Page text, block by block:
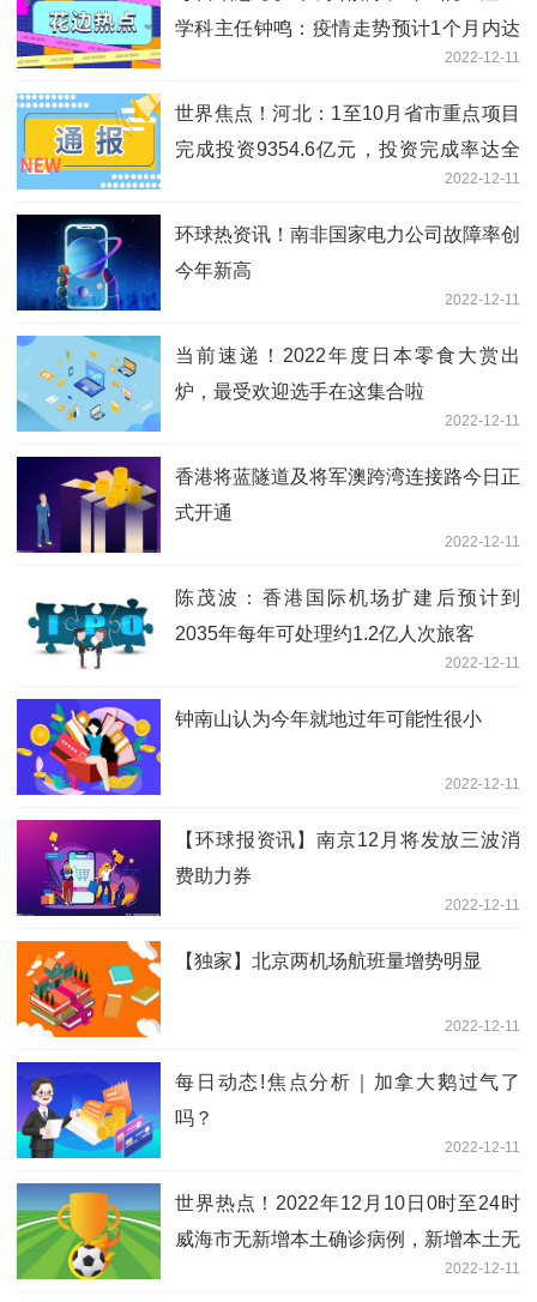
学科主任钟鸣：疫情走势预计1个月内达
2022-12-11
世界焦点！河北：1至10月省市重点项目
完成投资9354.6亿元，投资完成率达全
2022-12-11
环球热资讯！南非国家电力公司故障率创
今年新高
2022-12-11
当前速递！2022年度日本零食大赏出
炉，最受欢迎选手在这集合啦
2022-12-11
香港将蓝隧道及将军澳跨湾连接路今日正
式开通
2022-12-11
陈茂波：香港国际机场扩建后预计到
2035年每年可处理约1.2亿人次旅客
2022-12-11
钟南山认为今年就地过年可能性很小
2022-12-11
【环球报资讯】南京12月将发放三波消
费助力券
2022-12-11
【独家】北京两机场航班量增势明显
2022-12-11
每日动态!焦点分析｜加拿大鹅过气了
吗？
2022-12-11
世界热点！2022年12月10日0时至24时
威海市无新增本土确诊病例，新增本土无
2022-12-11